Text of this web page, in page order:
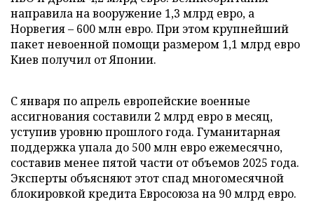
направила на вооружение 1,3 млрд евро, а
Норвегия – 600 млн евро. При этом крупнейший
пакет невоенной помощи размером 1,1 млрд евро
Киев получил от Японии.
С января по апрель европейские военные
ассигнования составили 2 млрд евро в месяц,
уступив уровню прошлого года. Гуманитарная
поддержка упала до 500 млн евро ежемесячно,
составив менее пятой части от объемов 2025 года.
Эксперты объясняют этот спад многомесячной
блокировкой кредита Евросоюза на 90 млрд евро.